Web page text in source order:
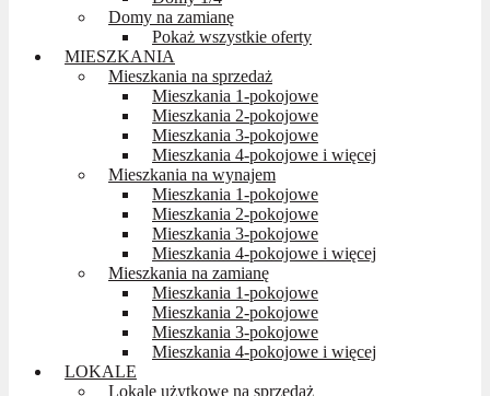
Domy na zamianę
Pokaż wszystkie oferty
MIESZKANIA
Mieszkania na sprzedaż
Mieszkania 1-pokojowe
Mieszkania 2-pokojowe
Mieszkania 3-pokojowe
Mieszkania 4-pokojowe i więcej
Mieszkania na wynajem
Mieszkania 1-pokojowe
Mieszkania 2-pokojowe
Mieszkania 3-pokojowe
Mieszkania 4-pokojowe i więcej
Mieszkania na zamianę
Mieszkania 1-pokojowe
Mieszkania 2-pokojowe
Mieszkania 3-pokojowe
Mieszkania 4-pokojowe i więcej
LOKALE
Lokale użytkowe na sprzedaż